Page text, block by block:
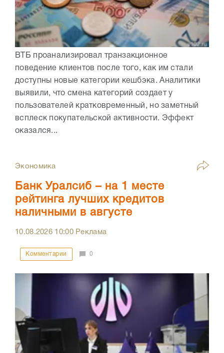
ВТБ проанализировал транзакционное
поведение клиентов после того, как им стали
доступны новые категории кешбэка. Аналитики
выявили, что смена категорий создает у
пользователей кратковременный, но заметный
всплеск покупательской активности. Эффект
оказался...
Экономика
Банк Уралсиб – на 1 месте
рейтинга лучших кредитов
наличными в августе
10.08.2026 10:00Реклама
Комментарии 0